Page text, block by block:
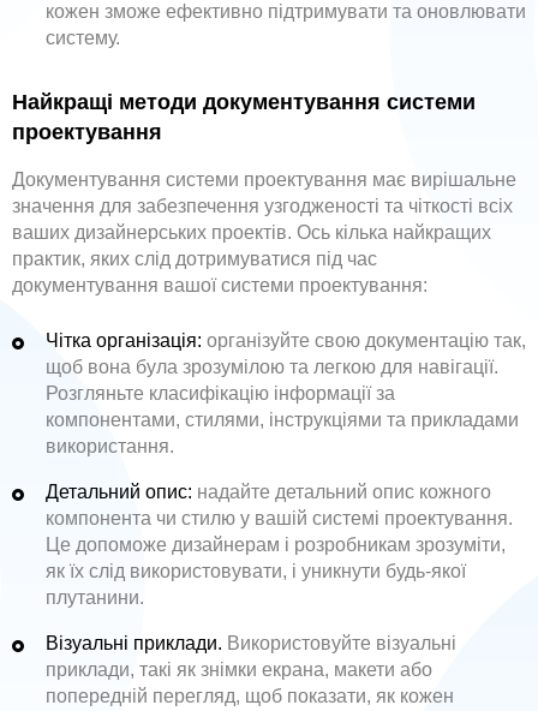
кожен зможе ефективно підтримувати та оновлювати
систему.
Найкращі методи документування системи
проектування
Документування системи проектування має вирішальне
значення для забезпечення узгодженості та чіткості всіх
ваших дизайнерських проектів. Ось кілька найкращих
практик, яких слід дотримуватися під час
документування вашої системи проектування:
Чітка організація: організуйте свою документацію так,
щоб вона була зрозумілою та легкою для навігації.
Розгляньте класифікацію інформації за
компонентами, стилями, інструкціями та прикладами
використання.
Детальний опис: надайте детальний опис кожного
компонента чи стилю у вашій системі проектування.
Це допоможе дизайнерам і розробникам зрозуміти,
як їх слід використовувати, і уникнути будь-якої
плутанини.
Візуальні приклади. Використовуйте візуальні
приклади, такі як знімки екрана, макети або
попередній перегляд, щоб показати, як кожен